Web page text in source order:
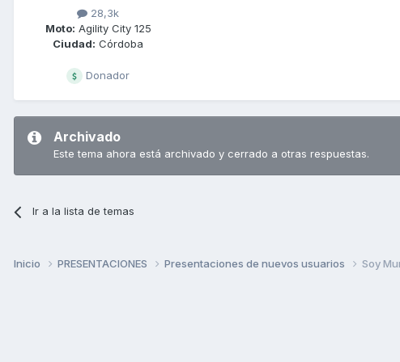
28,3k
Moto: Agility City 125
Ciudad: Córdoba
Donador
Archivado
Este tema ahora está archivado y cerrado a otras respuestas.
Ir a la lista de temas
Inicio PRESENTACIONES Presentaciones de nuevos usuarios Soy